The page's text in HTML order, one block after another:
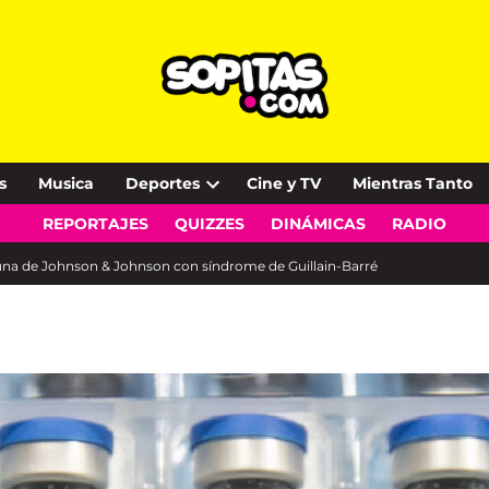
Musica Deportes
Open
dropdown
Cine y TV Mientras Tanto
REPORTAJES QUIZZES DINÁMICAS RADIO
de Johnson & Johnson con síndrome de Guillain-Barré